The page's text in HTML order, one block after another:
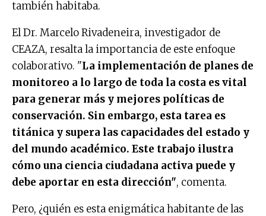
también habitaba.
El Dr. Marcelo Rivadeneira, investigador de
CEAZA, resalta la importancia de este enfoque
colaborativo. "La implementación de planes de
monitoreo a lo largo de toda la costa es vital
para generar más y mejores políticas de
conservación. Sin embargo, esta tarea es
titánica y supera las capacidades del estado y
del mundo académico. Este trabajo ilustra
cómo una ciencia ciudadana activa puede y
debe aportar en esta dirección", comenta.
Pero, ¿quién es esta enigmática habitante de las